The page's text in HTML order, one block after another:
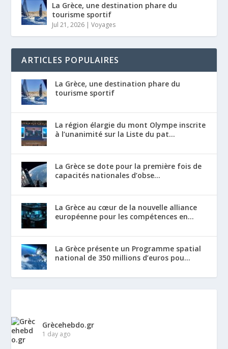
La Grèce, une destination phare du
tourisme sportif
Jul 21, 2026 |Voyages
ARTICLES POPULAIRES
La Grèce, une destination phare du
tourisme sportif
La région élargie du mont Olympe inscrite
à l’unanimité sur la Liste du pat...
La Grèce se dote pour la première fois de
capacités nationales d’obse...
La Grèce au cœur de la nouvelle alliance
européenne pour les compétences en...
La Grèce présente un Programme spatial
national de 350 millions d’euros pou...
Grècehebdo.gr
1 day ago